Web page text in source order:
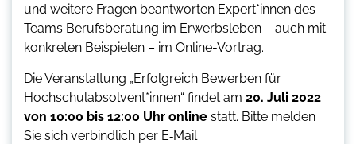
und weitere Fragen beantworten Expert*innen des
Teams Berufsberatung im Erwerbsleben – auch mit
konkreten Beispielen – im Online-Vortrag.
Die Veranstaltung „Erfolgreich Bewerben für
Hochschulabsolvent*innen“ findet am 20. Juli 2022
von 10:00 bis 12:00 Uhr online statt. Bitte melden
Sie sich verbindlich per E‑Mail